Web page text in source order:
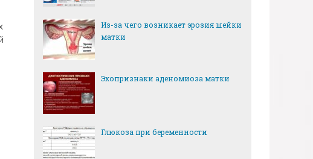
Из-за чего возникает эрозия шейки
матки
Эхопризнаки аденомиоза матки
Глюкоза при беременности